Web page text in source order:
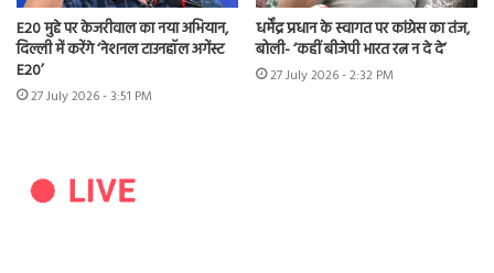
E20 मुद्दे पर केजरीवाल का नया अभियान,
दिल्ली में करेंगे ‘नेशनल टाउनहॉल अगेंस्ट
E20’
27 July 2026 - 3:51 PM
धर्मेंद्र प्रधान के स्वागत पर कांग्रेस का तंज,
बोली- ‘कहीं बीजेपी भारत रत्न न दे दे’
27 July 2026 - 2:32 PM